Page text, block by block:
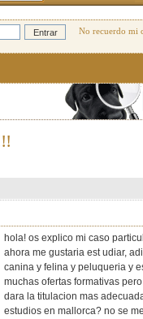
No recuerdo mi
hola! os explico mi caso
ahora me gustaria est udiar,
canina y felina y peluqueria y
muchas ofertas formativas
dara la titulacion mas
estudios en mallorca? no se